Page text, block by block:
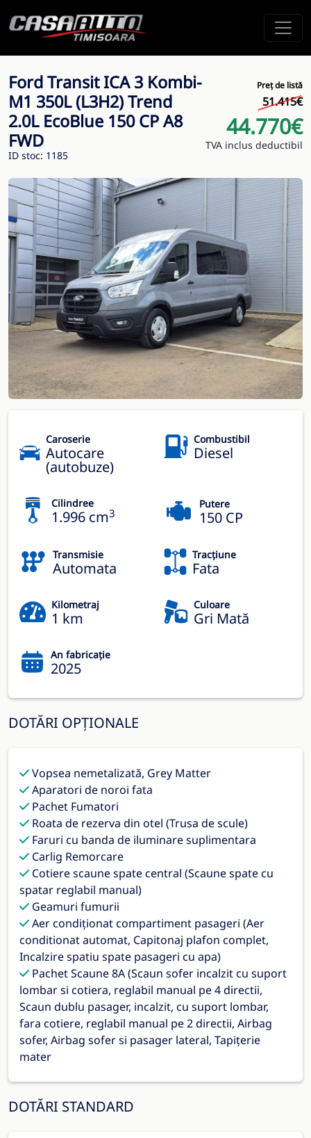
Ford Transit ICA 3 Kombi-
M1 350L (L3H2) Trend
2.0L EcoBlue 150 CP A8
FWD
ID stoc: 1185
Preț de listă
51.415€
44.770€
TVA inclus deductibil
Caroserie
Autocare
(autobuze)
Combustibil
Diesel
Cilindree
1.996 cm3
Putere
150 CP
Transmisie
Automata
Tracțiune
Fata
Kilometraj
1 km
Culoare
Gri Mată
An fabricație
2025
DOTĂRI OPȚIONALE
Vopsea nemetalizată, Grey Matter
Aparatori de noroi fata
Pachet Fumatori
Roata de rezerva din otel (Trusa de scule)
Faruri cu banda de iluminare suplimentara
Carlig Remorcare
Cotiere scaune spate central (Scaune spate cu
spatar reglabil manual)
Geamuri fumurii
Aer condiționat compartiment pasageri (Aer
conditionat automat, Capitonaj plafon complet,
Incalzire spatiu spate pasageri cu apa)
Pachet Scaune 8A (Scaun sofer incalzit cu suport
lombar si cotiera, reglabil manual pe 4 directii,
Scaun dublu pasager, incalzit, cu suport lombar,
fara cotiere, reglabil manual pe 2 directii, Airbag
sofer, Airbag sofer si pasager lateral, Tapițerie
mater
DOTĂRI STANDARD